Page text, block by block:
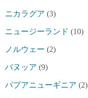
ニカラグア (3)
ニュージーランド (10)
ノルウェー (2)
バヌッア (9)
パプアニューギニア (2)